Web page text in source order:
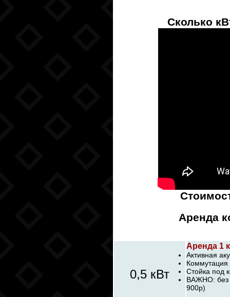
Сколько
Аренда
0,5 кВт
Аренда 1
Активная
Коммутация
Стойка под
ВАЖНО: без
900р)